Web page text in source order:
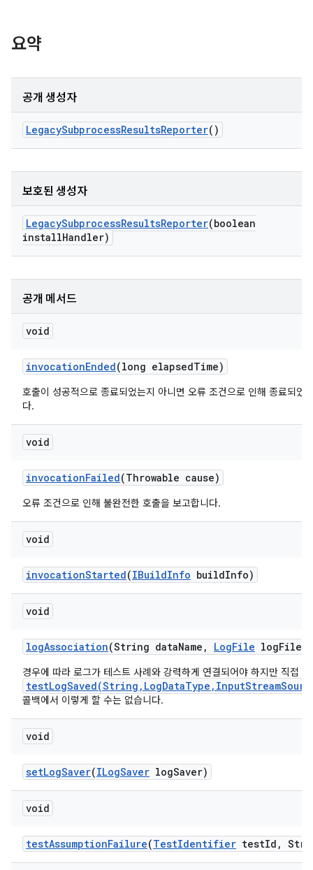
요약
공개 생성자
LegacySubprocessResultsReporter()
보호된 생성자
LegacySubprocessResultsReporter(boolean
installHandler)
공개 메서드
void
invocationEnded(long elapsedTime)
호출이 성공적으로 종료되었는지 아니면 오류 조건으로 인해 종료되었
다.
void
invocationFailed(Throwable cause)
오류 조건으로 인해 불완전한 호출을 보고합니다.
void
invocationStarted(IBuildInfo buildInfo)
void
logAssociation(String dataName , LogFile logFile)
경우에 따라 로그가 테스트 사례와 강력하게 연결되어야 하지만 직접
콜백에서 이렇게 할 수는 없습니다.
void
setLogSaver(ILogSaver logSaver)
void
testAssumptionFailure(TestIdentifier testId ,